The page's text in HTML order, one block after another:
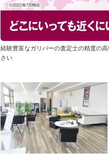
経験豊富なガリバーの査定士の精度の
さい